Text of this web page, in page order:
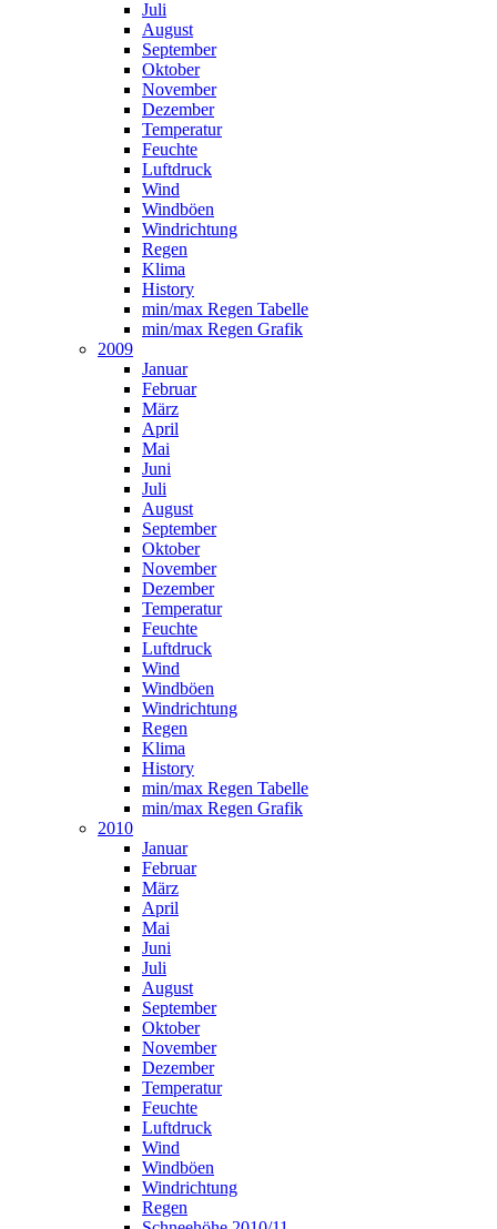
Juli
August
September
Oktober
November
Dezember
Temperatur
Feuchte
Luftdruck
Wind
Windböen
Windrichtung
Regen
Klima
History
min/max Regen Tabelle
min/max Regen Grafik
2009
Januar
Februar
März
April
Mai
Juni
Juli
August
September
Oktober
November
Dezember
Temperatur
Feuchte
Luftdruck
Wind
Windböen
Windrichtung
Regen
Klima
History
min/max Regen Tabelle
min/max Regen Grafik
2010
Januar
Februar
März
April
Mai
Juni
Juli
August
September
Oktober
November
Dezember
Temperatur
Feuchte
Luftdruck
Wind
Windböen
Windrichtung
Regen